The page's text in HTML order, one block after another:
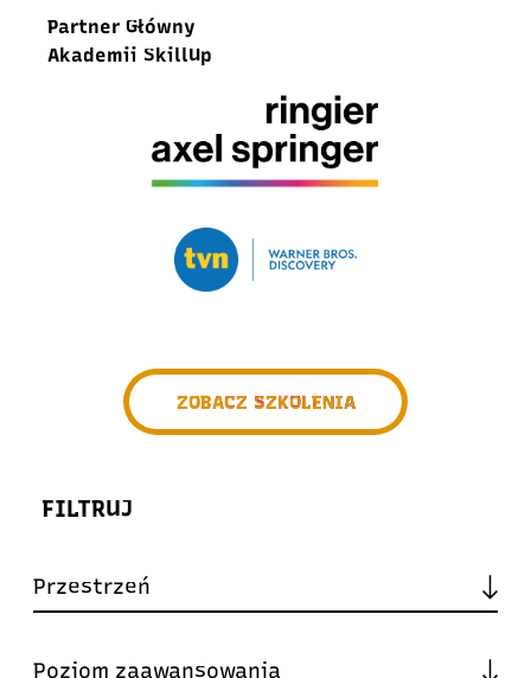
Partner Główny
Akademii SkillUp
ZOBACZ SZKOLENIA
FILTRUJ